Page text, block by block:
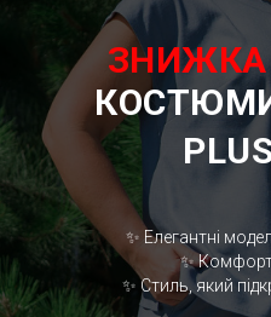
ЗНИЖКА
✨ Елегантні
✨
✨ Стиль, який